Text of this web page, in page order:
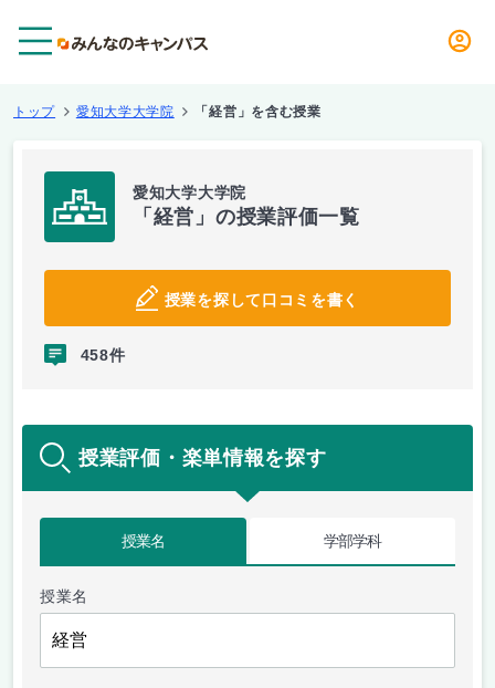
トップ 愛知大学大学院 「経営」を含む授業
愛知大学大学院
「経営」の授業評価一覧
授業を探して口コミを書く
458件
授業評価・楽単情報を探す
授業名 学部学科
授業名